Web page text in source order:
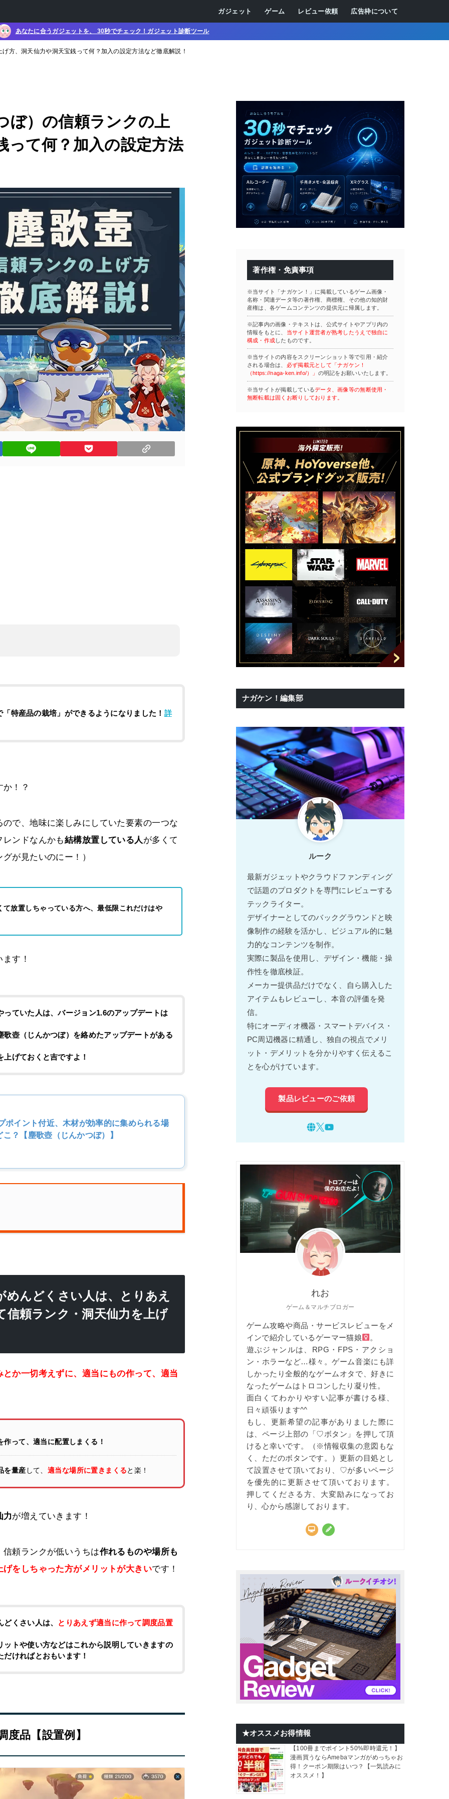
ガジェット ゲーム レビュー依頼 広告枠について
あなたに合うガジェットを、 30秒でチェック！ガジェット診断ツール
方、洞天仙力や洞天宝銭って何？加入の設定方法など徹底解説！
ぼ）の信頼ランクの上
って何？加入の設定方法
特産品の栽培」ができるようになりました！ 詳
！？
で、地味に楽しみにしていた要素の一つな
ンドなんかも結構放置している人が多くて
が見たいのにー！）
放置しちゃっている方へ、最低限これだけはや
す！
ていた人は、バージョン1.6のアップデートは
壺（じんかつぼ）を絡めたアップデートがある
げておくと吉ですよ！
ポイント付近、木材が効率的に集められる場
？【塵歌壺（じんかつぼ）】
めんどくさい人は、とりあえ
信頼ランク・洞天仙力を上げ
とか一切考えずに、適当にもの作って、適当
って、適当に配置しまくる！
を量産 して、 適当な場所に置きまくると楽！
力が増えていきます！
頼ランクが低いうちは作れるものや場所も
げをしちゃった方がメリットが大きいです！
くさい人は、 とりあえず適当に作って調度品置
トや使い方などはこれから説明していきますの
ければとおもいます！
品【設置例】
著作権・免責事項
※当サイト「ナガケン！」に掲載しているゲーム画像・
名称・関連データ等の著作権、商標権、その他の知的財
産権は、各ゲームコンテンツの提供元に帰属します。
※記事内の画像・テキストは、公式サイトやアプリ内の
情報をもとに、
当サイト運営者が熟考したうえで独自に
構成・作成したものです。
※当サイトの内容をスクリーンショット等で引用・紹介
される場合は、
必ず掲載元として「ナガケン！
（https://naga-ken.info/）」 の明記をお願いいたします。
※当サイトが掲載しているデータ、画像等の無断使用・
無断転載は固くお断りしております。
ナガケン！編集部
ルーク
最新ガジェットやクラウドファンディング
で話題のプロダクトを専門にレビューする
テックライター。
デザイナーとしてのバックグラウンドと映
像制作の経験を活かし、ビジュアル的に魅
力的なコンテンツを制作。
実際に製品を使用し、デザイン・機能・操
作性を徹底検証。
メーカー提供品だけでなく、自ら購入した
アイテムもレビューし、本音の評価を発
信。
特にオーディオ機器・スマートデバイス・
PC周辺機器に精通し、独自の視点でメリ
ット・デメリットを分かりやすく伝えるこ
とを心がけています。
製品レビューのご依頼
れお
ゲーム＆マルチブロガー
ゲーム攻略や商品・サービスレビューをメ
インで紹介しているゲーマー猫娘
。
遊ぶジャンルは、RPG・FPS・アクショ
ン・ホラーなど…様々。ゲーム音楽にも詳
しかったり全般的なゲームオタで、好きに
なったゲームはトロコンしたり凝り性。
面白くてわかりやすい記事が書ける様、
日々頑張ります^^
もし、更新希望の記事がありました際に
は、ページ上部の「♡ボタン」を押して頂
けると幸いです。（※情報収集の意図もな
く、ただのボタンです。）更新の目処とし
て設置させて頂いており、♡が多いページ
を優先的に更新させて頂いております。
押してくださる方、大変励みになってお
り、心から感謝しております。
★オススメお得情報
【100冊までポイント50%即時還元！】
漫画買うならAmebaマンガがめっちゃお
得！クーポン期限はいつ？【一気読みに
オススメ！】